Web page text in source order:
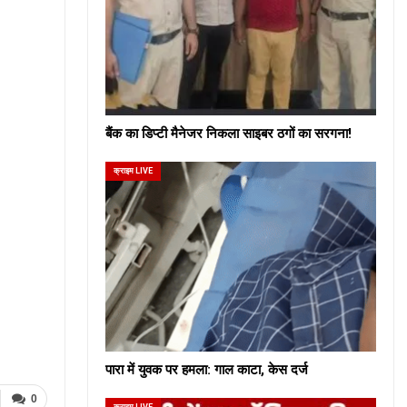
0
बैंक का डिप्टी मैनेजर निकला साइबर ठगों का सरगना!
क्राइम LIVE
पारा में युवक पर हमला: गाल काटा, केस दर्ज